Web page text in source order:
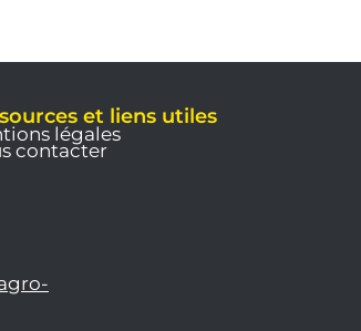
et liens utiles
légales
contacter